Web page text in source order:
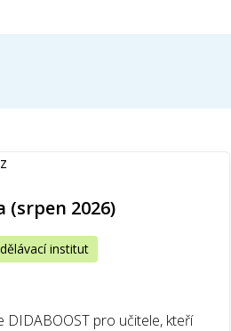
(srpen 2026)
institut
DIDABOOST pro učitele, kteří